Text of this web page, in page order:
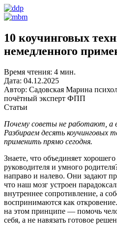
10 коучинговых
немедленного
Время чтения: 4 мин.
Дата: 04.12.2025
Автор: Садовская Марина
почётный эксперт ФПП
Статьи
Почему советы не работают, а
Разбираем десять коучинговых
применить прямо сегодня.
Знаете, что объединяет
руководителя и умного
направо и налево. Они задают
что наш мозг устроен
внутреннее сопротивление, а
воспринимаются как
на этом принципе — помочь
себя, а не навязать готовое